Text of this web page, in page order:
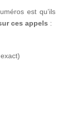
est qu’ils
ces appels :